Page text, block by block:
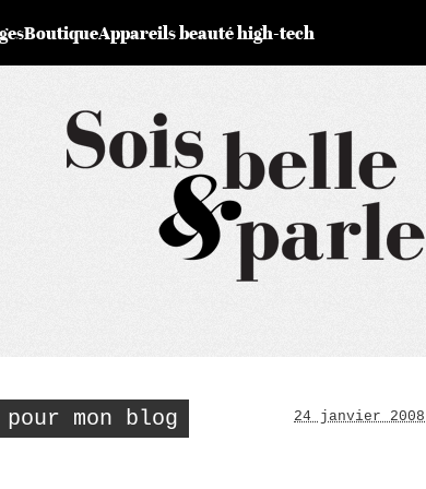
BoutiqueAppareils beauté high-tech
mon blog 24 janvier 2008